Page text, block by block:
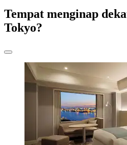
Tempat menginap
Tokyo?